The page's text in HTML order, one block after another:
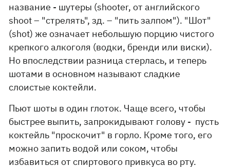
название - шутеры (shooter, от английского
shoot – "стрелять", зд. – "пить залпом"). "Шот"
(shot) же означает небольшую порцию чистого
крепкого алкоголя (водки, бренди или виски).
Но впоследствии разница стерлась, и теперь
шотами в основном называют сладкие
слоистые коктейли.
Пьют шоты в один глоток. Чаще всего, чтобы
быстрее выпить, запрокидывают голову - пусть
коктейль "проскочит" в горло. Кроме того, его
можно запить водой или соком, чтобы
избавиться от спиртового привкуса во рту.